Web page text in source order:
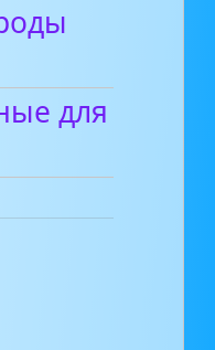
для